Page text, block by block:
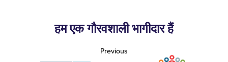
हम एक गौरवशाली भागीदार हैं
Previous